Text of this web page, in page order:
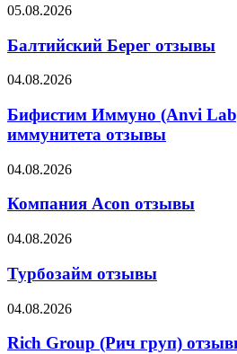
Балтийский
отзывы
05.08.2026
Балтийский Берег отзывы
Бифистим
(Anvi
Lab)
–
для
отзывы
04.08.2026
Бифистим Иммуно (Anvi
иммунитета отзывы
Компания
отзывы
04.08.2026
Компания Acon отзывы
Турбозайм
04.08.2026
Турбозайм отзывы
Rich
(Рич
04.08.2026
Rich Group (Рич груп)